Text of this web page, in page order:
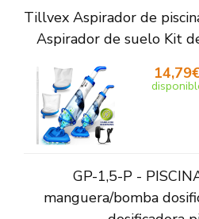
Tillvex Aspirador de
Aspirador de suelo Kit
GP-1,5-P -
manguera/bomba